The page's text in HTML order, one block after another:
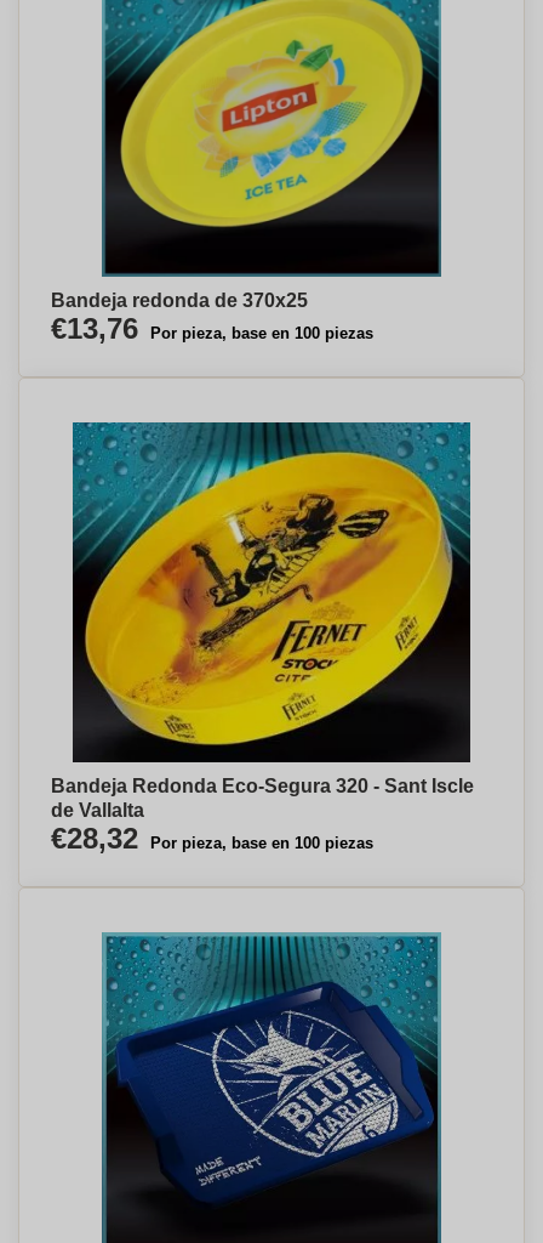
Bandeja redonda de 370x25
€13,76 Por pieza, base en 100 piezas
Bandeja Redonda Eco-Segura 320 - Sant Iscle
de Vallalta
€28,32 Por pieza, base en 100 piezas